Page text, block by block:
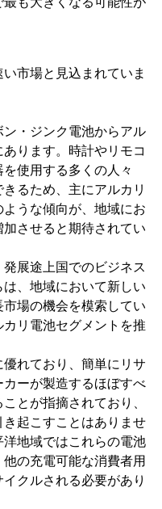
市場と見込まれていま
・ジンク電池からアル
ります。時計やリモコ
使用する多くの人々
るため、主にアルカリ
うな傾向が、地域にお
させると期待されてい
展途上国でのビジネス
、地域において新しい
場の機会を模索してい
リ電池セグメントを推
れており、簡単にリサ
ーが製造するほぼすべ
とが指摘されており、
起こすことはありませ
地域ではこれらの電池
の充電可能な消費者用
クルされる必要があり